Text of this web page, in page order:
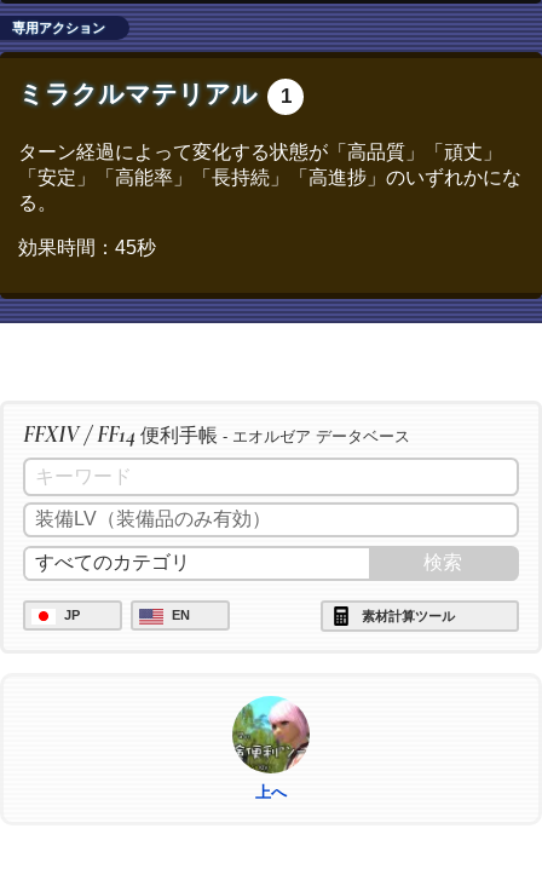
/ac "匠の絶技" <wait.3>
/ac "ヴェネレーション" <wait.2>
/ac "下地作業" <wait.3>
/ac "作業" <wait.3>
/ac "模範作業" <wait.3>
/ac "加工" <wait.3>
/ac "倹約加工" <wait.3>
/ac "パーフェクトメンド" <wait.3>
/ac "イノベーション" <wait.2>
/ac "経過観察" <wait.3>
/ac "上級加工" <wait.3>
/ac "グレートストライド" <wait.2>
/ac "下地作業" <wait.3>
/ac "下地作業" <wait.3>
/ac "倹約作業" <wait.3>
専用アクション
ミラクルマテリアル 1
ターン経過によって変化する状態が「高品質」「頑丈」
「安定」「高能率」「長持続」「高進捗」のいずれかにな
る。
効果時間：45秒
FFXIV / FF14 便利手帳 - エオルゼア データベース
JP EN 素材計算ツール
上へ